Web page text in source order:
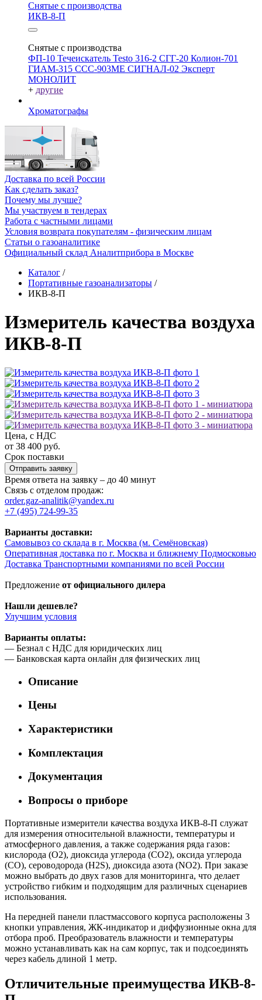
Снятые с производства
ИКВ-8-П
Снятые с производства
ФП-10 Течеискатель Testo 316-2 СГГ-20 Колион-701
ГИАМ-315 ССС-903МЕ СИГНАЛ-02 Эксперт
МОНОЛИТ
+ другие
Хроматографы
Доставка по всей России
Как сделать заказ?
Почему мы лучше?
Мы участвуем в тендерах
Работа с частными лицами
Условия возврата покупателям - физическим лицам
Статьи о газоаналитике
Официальный склад Аналитприбора в Москве
Каталог /
Портативные газоанализаторы /
ИКВ-8-П
Измеритель качества воздуха
ИКВ-8-П
Цена, с НДС
от 38 400 руб.
Срок поставки
Отправить заявку
Время ответа на заявку – до 40 минут
Связь с отделом продаж:
order.gaz-analitik@yandex.ru
+7 (495) 724-99-35
Варианты доставки:
Самовывоз со склада в г. Москва (м. Семёновская)
Оперативная доставка по г. Москва и ближнему Подмосковью
Доставка Транспортными компаниями по всей России
Предложение от официального дилера
Нашли дешевле?
Улучшим условия
Варианты оплаты:
— Безнал с НДС для юридических лиц
— Банковская карта онлайн для физических лиц
Описание
Цены
Характеристики
Комплектация
Документация
Вопросы о приборе
Портативные измерители качества воздуха ИКВ-8-П служат
для измерения относительной влажности, температуры и
атмосферного давления, а также содержания ряда газов:
кислорода (O2), диоксида углерода (CO2), оксида углерода
(CO), сероводорода (H2S), диоксида азота (NO2). При заказе
можно выбрать до двух газов для мониторинга, что делает
устройство гибким и подходящим для различных сценариев
использования.
На передней панели пластмассового корпуса расположены 3
кнопки управления, ЖК-индикатор и диффузионные окна для
отбора проб. Преобразователь влажности и температуры
можно устанавливать как на сам корпус, так и подсоединять
через кабель длиной 1 метр.
Отличительные преимущества ИКВ-8-